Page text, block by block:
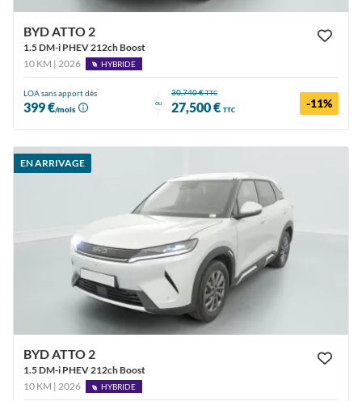
BYD ATTO 2
1.5 DM-i PHEV 212ch Boost
10 KM | 2026
HYBRIDE
LOA sans apport dès
399 €/mois
ou
30,740 €TTC
27,500 € TTC -11%
EN ARRIVAGE
BYD ATTO 2
1.5 DM-i PHEV 212ch Boost
10 KM | 2026
HYBRIDE